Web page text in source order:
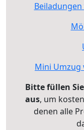
Mini Umzug
Bitte füllen
aus, um
denen alle